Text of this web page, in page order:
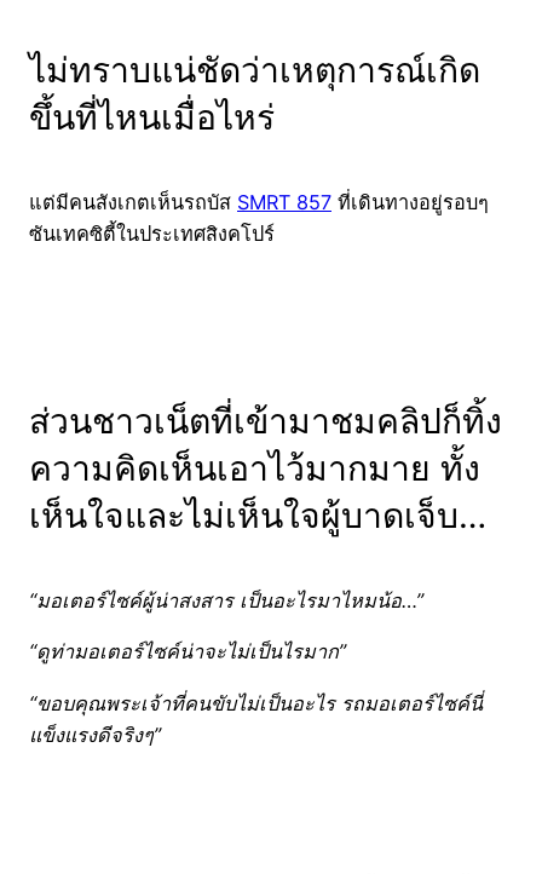
ไม่ทราบแน่ชัดว่าเหตุการณ์เกิด
ขึ้นที่ไหนเมื่อไหร่
แต่มีคนสังเกตเห็นรถบัส SMRT 857 ที่เดินทางอยู่รอบๆ
ซันเทคซิตี้ในประเทศสิงคโปร์
ส่วนชาวเน็ตที่เข้ามาชมคลิปก็ทิ้ง
ความคิดเห็นเอาไว้มากมาย ทั้ง
เห็นใจและไม่เห็นใจผู้บาดเจ็บ…
“มอเตอร์ไซค์ผู้น่าสงสาร เป็นอะไรมาไหมน้อ…”
“ดูท่ามอเตอร์ไซค์น่าจะไม่เป็นไรมาก”
“ขอบคุณพระเจ้าที่คนขับไม่เป็นอะไร รถมอเตอร์ไซค์นี่
แข็งแรงดีจริงๆ”